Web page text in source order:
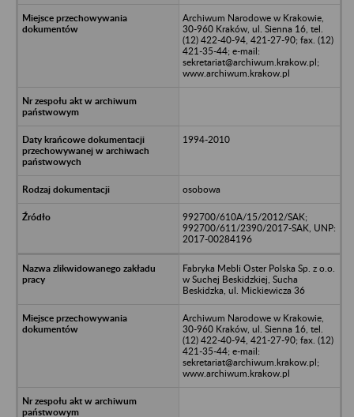
Archiwum Narodowe w Krakowie,
30-960 Kraków, ul. Sienna 16, tel.
(12) 422-40-94, 421-27-90; fax. (12)
421-35-44; e-mail:
sekretariat@archiwum.krakow.pl;
www.archiwum.krakow.pl
1994-2010
osobowa
992700/610A/15/2012/SAK;
992700/611/2390/2017-SAK, UNP:
2017-00284196
Fabryka Mebli Oster Polska Sp. z o.o.
w Suchej Beskidzkiej, Sucha
Beskidzka, ul. Mickiewicza 36
Archiwum Narodowe w Krakowie,
30-960 Kraków, ul. Sienna 16, tel.
(12) 422-40-94, 421-27-90; fax. (12)
421-35-44; e-mail:
sekretariat@archiwum.krakow.pl;
www.archiwum.krakow.pl